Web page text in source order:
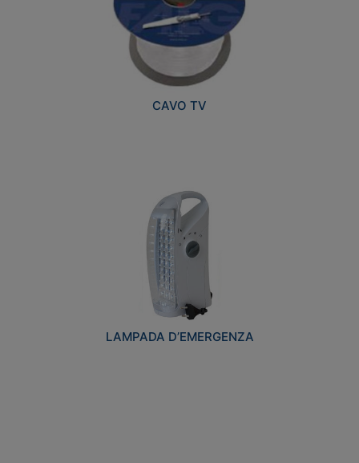
CAVO TV
LAMPADA D’EMERGENZA